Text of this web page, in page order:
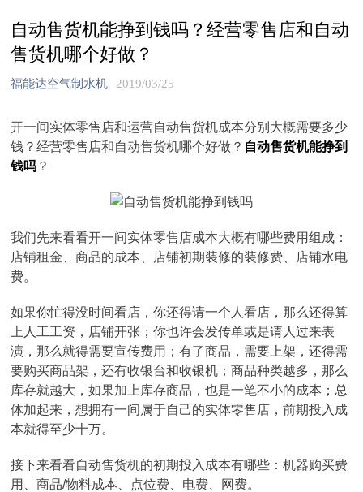
自动售货机能挣到钱吗？经营零售店和自动
售货机哪个好做？
福能达空气制水机 2019/03/25
开一间实体零售店和运营自动售货机成本分别大概需要多少
钱？经营零售店和自动售货机哪个好做？ 自动售货机能挣到
钱吗 ？
我们先来看看开一间实体零售店成本大概有哪些费用组成：
店铺租金、商品的成本、店铺初期装修的装修费、店铺水电
费。
如果你忙得没时间看店，你还得请一个人看店，那么还得算
上人工工资，店铺开张；你也许会发传单或是请人过来表
演，那么就得需要宣传费用；有了商品，需要上架，还得需
要购买商品架，还有收银台和收银机；商品种类越多，那么
库存就越大，如果加上库存商品，也是一笔不小的成本；总
体加起来，想拥有一间属于自己的实体零售店，前期投入成
本就得至少十万。
接下来看看自动售货机的初期投入成本有哪些：机器购买费
用、商品/物料成本、点位费、电费、网费。